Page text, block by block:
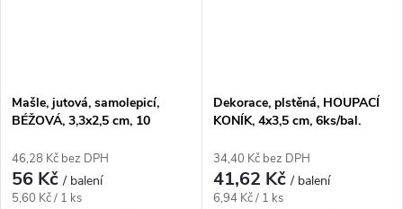
Mašle, jutová, samolepicí,
BÉŽOVÁ, 3,3x2,5 cm, 10
46,28 Kč bez DPH
56 Kč/ balení
Měrná
5,60 Kč / 1 ks
Dekorace, plstěná, HOUPACÍ
KONÍK, 4x3,5 cm, 6ks/bal.
34,40 Kč bez DPH
41,62 Kč/ balení
Měrná
6,94 Kč / 1 ks